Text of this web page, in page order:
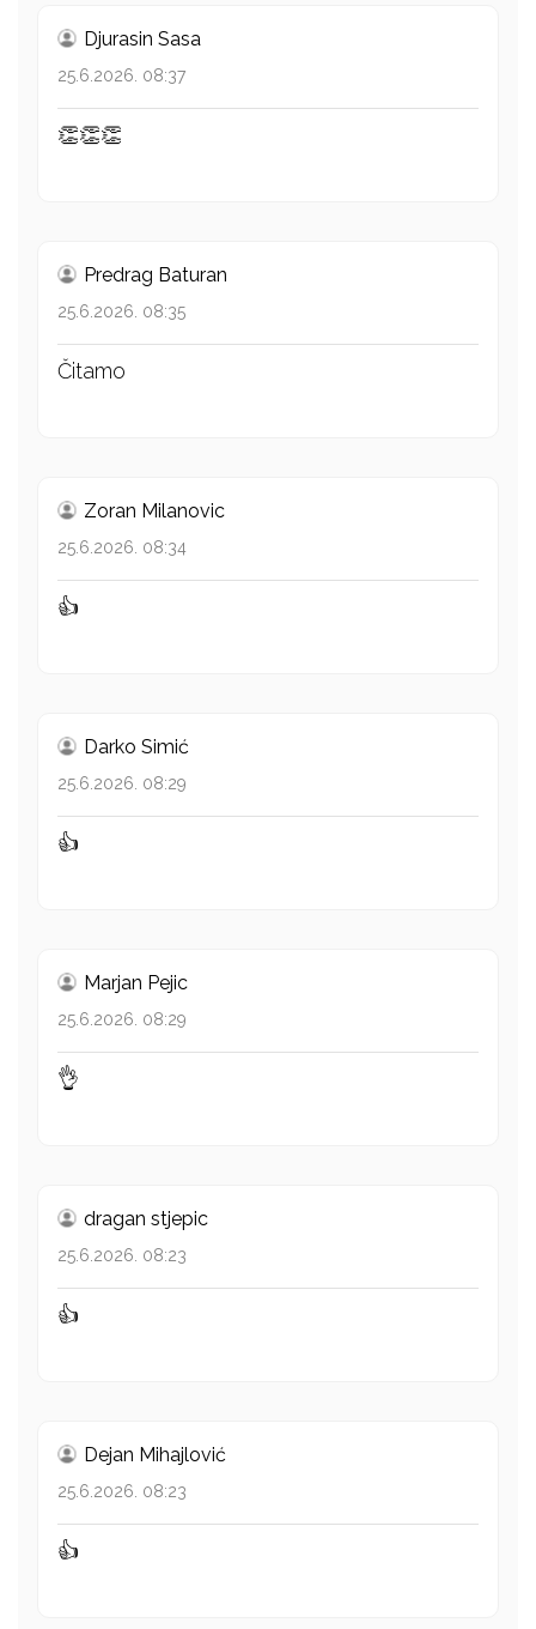
Djurasin Sasa
25.6.2026. 08:37
👏👏👏
Predrag Baturan
25.6.2026. 08:35
Čitamo
Zoran Milanovic
25.6.2026. 08:34
👍
Darko Simić
25.6.2026. 08:29
👍
Marjan Pejic
25.6.2026. 08:29
👌
dragan stjepic
25.6.2026. 08:23
👍
Dejan Mihajlović
25.6.2026. 08:23
👍